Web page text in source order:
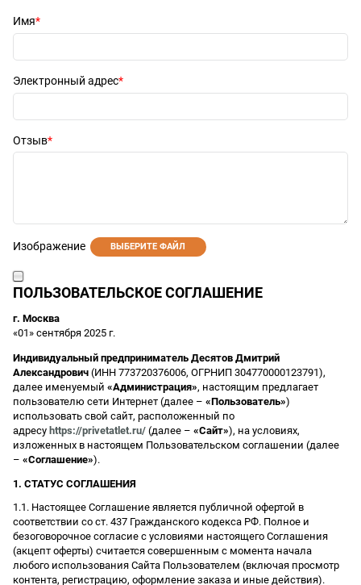
Имя
Электронный адрес
Отзыв
Изображение ВЫБЕРИТЕ ФАЙЛ
ПОЛЬЗОВАТЕЛЬСКОЕ СОГЛАШЕНИЕ
г. Москва
«01» сентября 2025 г.
Индивидуальный предприниматель Десятов Дмитрий
Александрович (ИНН 773720376006, ОГРНИП 304770000123791),
далее именуемый «Администрация», настоящим предлагает
пользователю сети Интернет (далее – «Пользователь»)
использовать свой сайт, расположенный по
адресу https://privetatlet.ru/ (далее – «Сайт»), на условиях,
изложенных в настоящем Пользовательском соглашении (далее
– «Соглашение»).
1. СТАТУС СОГЛАШЕНИЯ
1.1. Настоящее Соглашение является публичной офертой в
соответствии со ст. 437 Гражданского кодекса РФ. Полное и
безоговорочное согласие с условиями настоящего Соглашения
(акцепт оферты) считается совершенным с момента начала
любого использования Сайта Пользователем (включая просмотр
контента, регистрацию, оформление заказа и иные действия).